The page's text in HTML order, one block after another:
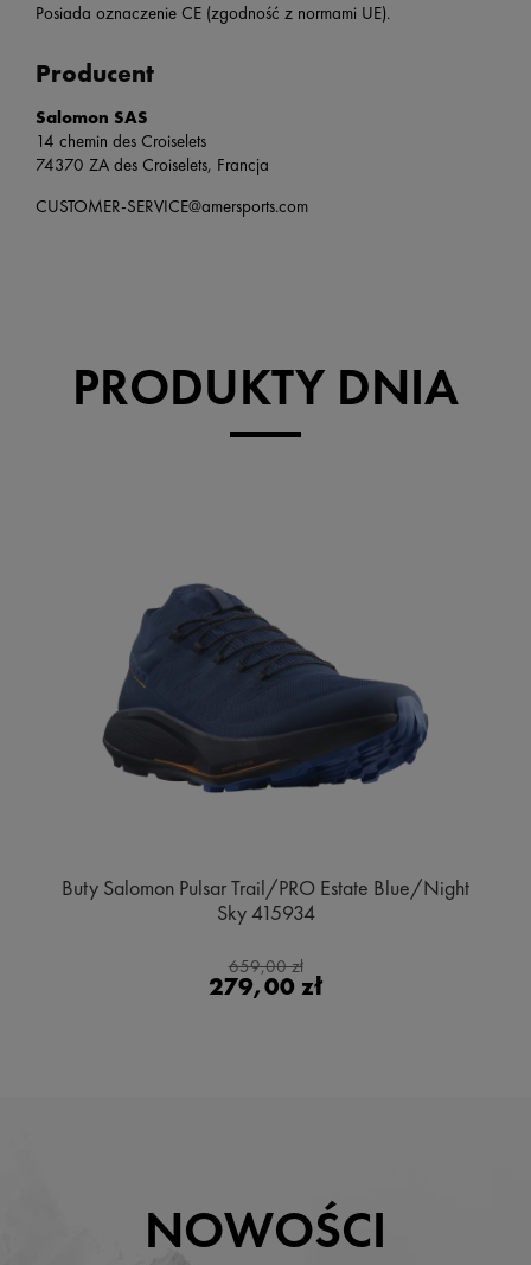
Posiada oznaczenie CE (zgodność z normami UE).
Producent
Salomon SAS
14 chemin des Croiselets
74370 ZA des Croiselets, Francja
CUSTOMER-SERVICE@amersports.com
PRODUKTY DNIA
Buty Salomon Pulsar Trail/PRO Estate Blue/Night
Sky 415934
659,00 zł
279,00 zł
NOWOŚCI